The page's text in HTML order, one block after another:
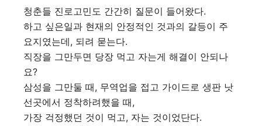
청춘들 진로고민도 간간히 질문이 들어왔다.
하고 싶은일과 현재의 안정적인 것과의 갈등이 주
요지였는데, 되려 묻는다.
직장을 그만두면 당장 먹고 자는게 해결이 안되나
요?
삼성을 그만둘 때, 무역업을 접고 가이드로 생판 낫
선곳에서 정착하려했을 때,
가장 걱정했던 것이 먹고, 자는 것이었단다.